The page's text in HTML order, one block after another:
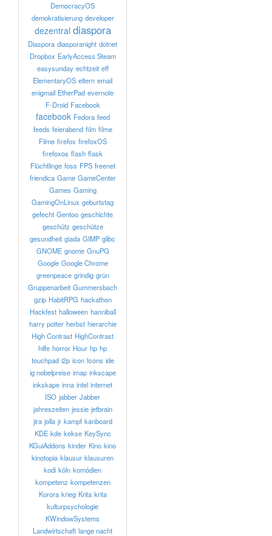
DemocracyOS
demokratisierung developer
dezentral diaspora
Diaspora diasporanight dotnet
Dropbox EarlyAccess Steam
easysunday echtzeit eff
ElementaryOS eltern email
enigmail EtherPad evernote
F-Droid Facebook
facebook Fedora feed
feeds feierabend film filme
Filme firefox firefoxOS
firefoxos flash flask
Flüchtlinge foss FPS freenet
friendica Game GameCenter
Games Gaming
GamingOnLinux geburtstag
gefecht Gentoo geschichte
geschütz geschütze
gesundheit giada GIMP glibc
GNOME gnome GnuPG
Google Google Chrome
greenpeace grindig grün
Gruppenarbeit Gummersbach
gzip HabitRPG hackathon
Hackfest halloween hanniball
harry potter herbst hierarchie
High Contrast HighContrast
hilfe horror Hour hp hp
touchpad i2p icon Icons ide
ig nobelpreise imap inkscape
inkskape inna intel internet
ISO jabber Jabber
jahreszeiten jessie jetbrain
jira jolla jr kampf kanboard
KDE kde kekse KeySync
KGuiAddons kinder Kino kino
kinotopia klausur klausuren
kodi köln komödien
kompetenz kompetenzen
Korora krieg Krita krita
kulturpsychologie
KWindowSystems
Landwirtschaft lange nacht